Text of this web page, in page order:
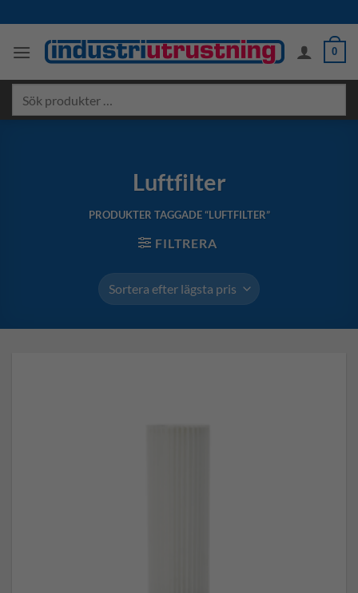
to
content
0
produkter
Luftfilter
PRODUKTER TAGGADE “LUFTFILTER”
FILTRERA